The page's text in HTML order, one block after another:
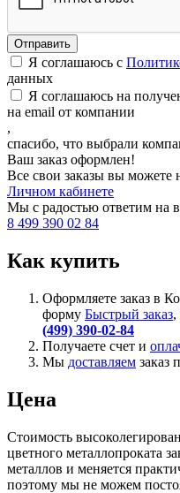
Я соглашаюсь с
данных
Я соглашаюсь на
на email от компании
,
спасибо, что выбрали
Ваш заказ оформлен!
Все свои заказы вы можете
Личном кабинете
Мы с радостью ответим на
8 499 390 02 84
Как купить
Оформляете заказ в
форму Быстрый заказ,
(499) 390-02-84
Получаете счет и
Мы доставляем заказ
Цена
Стоимость
цветного металлопроката
металлов и меняется
поэтому мы не можем